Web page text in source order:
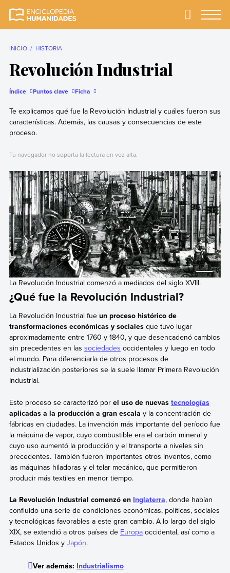
completa y más
Primary
INICIO HISTORIA
Revolución Industrial
Índice Puntos clave Ficha
Te explicamos qué fue la Revolución Industrial y cuáles fueron sus
características. Además, las causas y consecuencias de este
proceso.
Tu navegador no soporta la lectura en voz alta.
La Revolución Industrial comenzó a mediados del siglo XVIII.
¿Qué fue la Revolución Industrial?
La Revolución Industrial fue un proceso histórico de
transformaciones económicas y socialesque tuvo lugar
aproximadamente entre 1760 y 1840, y que desencadenó cambios
sin precedentes en las sociedades occidentales y luego en todo
el mundo. Para diferenciarla de otros procesos de
industrialización posteriores se la suele llamar Primera Revolución
Industrial.
Este proceso se caracterizó por el uso de nuevas tecnologías
aplicadas a la producción a gran escala y la concentración de
fábricas en ciudades. La invención más importante del período fue
la máquina de vapor, cuyo combustible era el carbón mineral y
cuyo uso aumentó la producción y el transporte a niveles sin
precedentes. También fueron importantes otros inventos, como
las máquinas hiladoras y el telar mecánico, que permitieron
producir más textiles en menor tiempo.
La Revolución Industrial comenzó en Inglaterra, donde habían
confluido una serie de condiciones económicas, políticas, sociales
y tecnológicas favorables a este gran cambio. A lo largo del siglo
XIX, se extendió a otros países de Europaoccidental, así como a
Estados Unidos y Japón.
Ver además: Industrialismo